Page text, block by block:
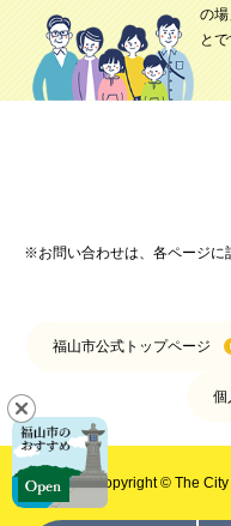
の
とで
※お問い合わせは、各ページに
福山市公式トップページ
個
Copyright © The